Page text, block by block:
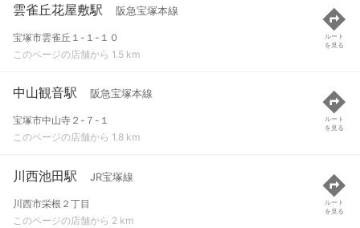
雲雀丘花屋敷駅 阪急宝塚本線
宝塚市雲雀丘１-１-１０
このページの店舗から 1.5 km
ルート
を見る
中山観音駅 阪急宝塚本線
宝塚市中山寺２-７-１
このページの店舗から 1.8 km
ルート
を見る
川西池田駅 JR宝塚線
川西市栄根２丁目
このページの店舗から 2 km
ルート
を見る